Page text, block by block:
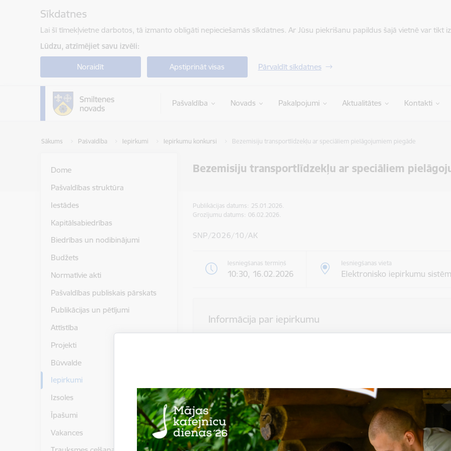
Sīkdatnes
Lai šī tīmekļvietne darbotos, tā izmanto obligāti nepieciešamās sīkdatnes. Ar Jūsu piekrišanu papildus šajā vietnē var tikt
Lūdzu, atzīmējiet savu izvēli:
Noraidīt Apstiprināt visas Pārvaldīt sīkdatnes
Pašvaldība Novads Pakalpojumi Aktualitātes Kontakti
Sākums Pašvaldība Iepirkumi Iepirkumu konkursi Bezemisiju transportlīdzekļu ar speciāliem pielāgojumiem piegāde
Bezemisiju transportlīdzekļu ar speciāliem
Dome
Pašvaldības struktūra
Iestādes
Kapitālsabiedrības
Biedrības un nodibinājumi
Budžets
Normatīvie akti
Pašvaldības publiskais pārskats
Publikācijas un pētījumi
Attīstība
Projekti
Būvvalde
Iepirkumi
Izsoles
Īpašumi
Vakances
Publikācijas datums: 25.01.2026.
Grozījumu datums: 06.02.2026.
SNP/2026/10/AK
Iesniegšanas termiņš
10:30, 16.02.2026
Iesniegšanas vieta
Elektronisko iepirkumu
Informācija par iepirkumu
Līguma izpildes vieta
Dārza iela 3, Smiltene, Smiltenes novads (LATVIJA), 4729
Iepirkuma procedūra Atklāts konkurss
Kontakti